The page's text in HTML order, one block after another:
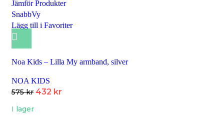
Jämför Produkter
SnabbVy
Lägg till i Favoriter
Noa Kids – Lilla My armband, silver
NOA KIDS
575kr 432 kr
I lager